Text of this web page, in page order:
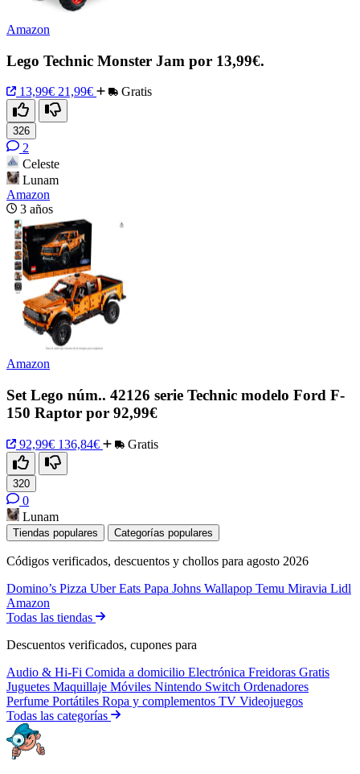
Amazon
Lego Technic Monster Jam por 13,99€.
13,99€ 21,99€ Gratis
326
2
Celeste
Lunam
Amazon
3 años
Amazon
Set Lego núm.. 42126 serie Technic modelo Ford F-
150 Raptor por 92,99€
92,99€ 136,84€ Gratis
320
0
Lunam
Tiendas populares Categorías populares
Códigos verificados, descuentos y chollos para agosto 2026
Domino’s Pizza Uber Eats Papa Johns Wallapop Temu Miravia Lidl
Amazon
Todas las tiendas
Descuentos verificados, cupones para
Audio & Hi-Fi Comida a domicilio Electrónica Freidoras Gratis
Juguetes Maquillaje Móviles Nintendo Switch Ordenadores
Perfume Portátiles Ropa y complementos TV Videojuegos
Todas las categorías